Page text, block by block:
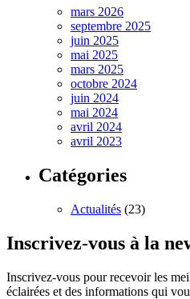
mars 2026
septembre 2025
juin 2025
mai 2025
mars 2025
octobre 2024
juin 2024
mai 2024
avril 2024
avril 2023
Catégories
Actualités (23)
Inscrivez-vous à la
Inscrivez-vous pour recevoir les
éclairées et des informations qui